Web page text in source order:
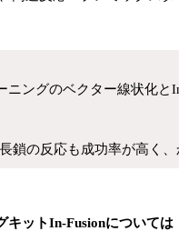
ニングのベクター線状化と
鎖の反応も成功率が高く、
キットIn-Fusionについては